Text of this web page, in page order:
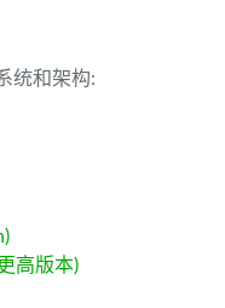
统和架构:
高版本)